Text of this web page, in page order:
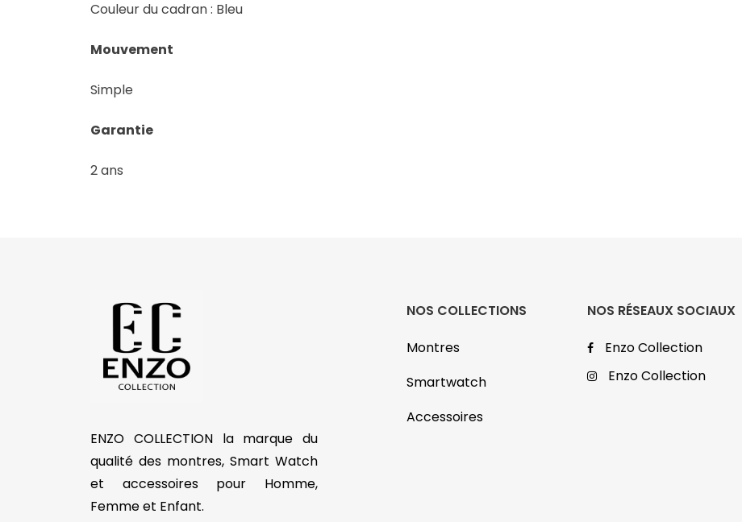
Couleur du cadran : Bleu
Mouvement
Simple
Garantie
2 ans
ENZO COLLECTION la marque du
qualité des montres, Smart Watch
et accessoires pour Homme,
Femme et Enfant.
NOS COLLECTIONS
Montres
Smartwatch
Accessoires
NOS RÉSEAUX SOCIAUX
Enzo Collection
Enzo Collection